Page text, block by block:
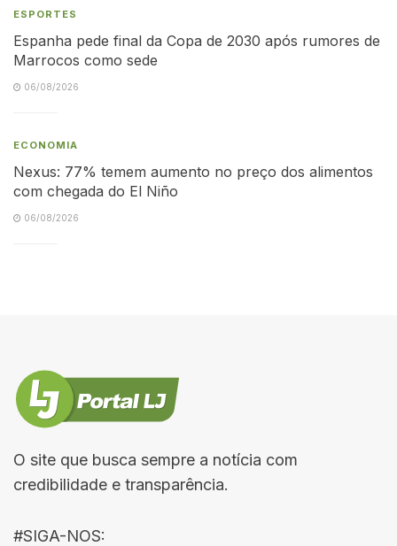
ESPORTES
Espanha pede final da Copa de 2030 após rumores de
Marrocos como sede
06/08/2026
ECONOMIA
Nexus: 77% temem aumento no preço dos alimentos
com chegada do El Niño
06/08/2026
O site que busca sempre a notícia com
credibilidade e transparência.
#SIGA-NOS: